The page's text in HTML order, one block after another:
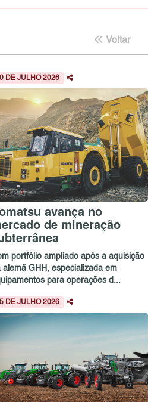
Voltar
DE JULHO 2026
avança no
de mineração
portfólio ampliado após a aquisição
alemã GHH, especializada em
para operações d...
DE JULHO 2026